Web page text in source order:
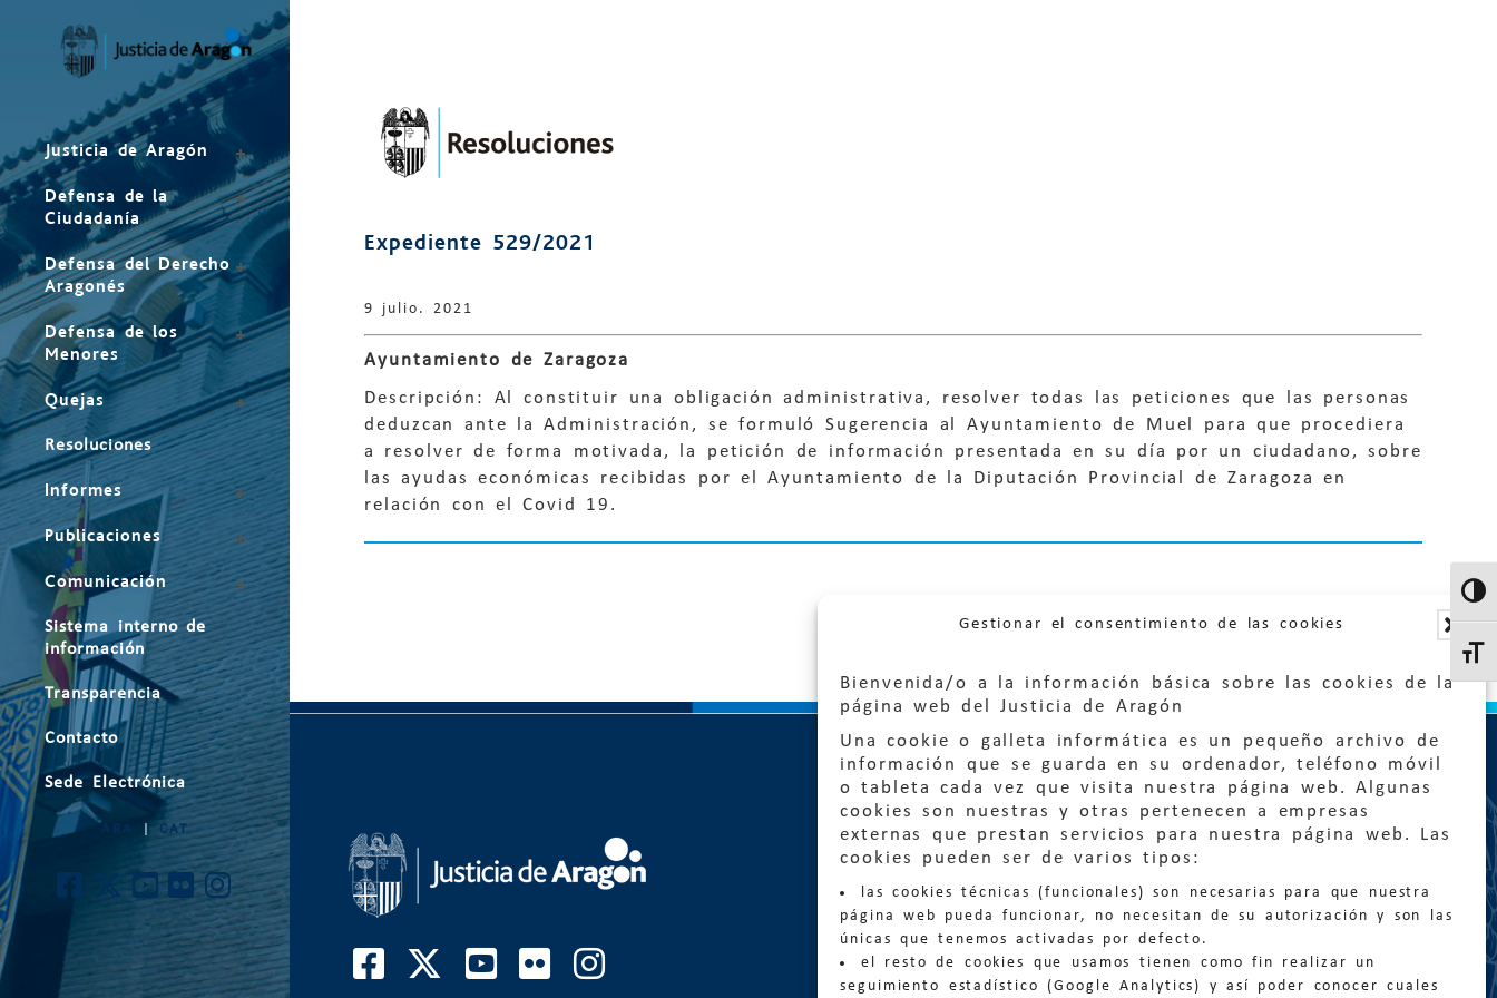
Gestionar el consentimiento de las cookies
Bienvenida/o a la información básica sobre las cookies de la
página web del Justicia de Aragón
Una cookie o galleta informática es un pequeño archivo de
información que se guarda en su ordenador, teléfono móvil
o tableta cada vez que visita nuestra página web. Algunas
cookies son nuestras y otras pertenecen a empresas
externas que prestan servicios para nuestra página web. Las
cookies pueden ser de varios tipos:
las cookies técnicas (funcionales) son necesarias para que nuestra
página web pueda funcionar, no necesitan de su autorización y son las
únicas que tenemos activadas por defecto.
el resto de cookies que usamos tienen como fin realizar un
seguimiento estadístico (Google Analytics) y así poder conocer cuales
Justicia de Aragón
Defensa de la
Ciudadanía
Defensa del Derecho
Aragonés
Defensa de los
Menores
Quejas
Resoluciones
Informes
Publicaciones
Comunicación
Sistema interno de
información
Transparencia
Contacto
Sede Electrónica
ARA CAT
Expediente 529/2021
9 julio. 2021
Ayuntamiento de Zaragoza
Descripción: Al constituir una obligación administrativa, resolver todas las peticiones que las personas
deduzcan ante la Administración, se formuló Sugerencia al Ayuntamiento de Muel para que procediera
a resolver de forma motivada, la petición de información presentada en su día por un ciudadano, sobre
las ayudas económicas recibidas por el Ayuntamiento de la Diputación Provincial de Zaragoza en
relación con el Covid 19.
Quejas:quejas@eljusticiadearagon.es
Información general:
informacion@eljusticiadearagon.es
Teléfonos: 900 210 210/ 976 399 354